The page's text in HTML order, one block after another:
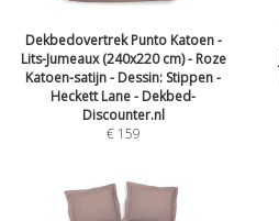
Dekbedovertrek Punto Katoen -
Lits-Jumeaux (240x220 cm) - Roze
Katoen-satijn - Dessin: Stippen -
Heckett Lane - Dekbed-
Discounter.nl
€ 159